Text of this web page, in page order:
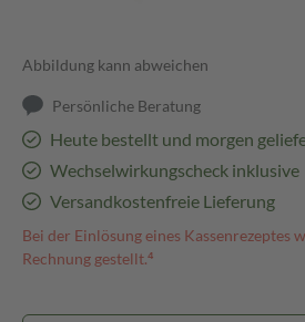
Abbildung kann abweichen
Persönliche Beratung
Heute bestellt und morgen
Wechselwirkungscheck inklusive
Versandkostenfreie Lieferung
Bei der Einlösung eines Kassenrezeptes
Rechnung gestellt.⁴